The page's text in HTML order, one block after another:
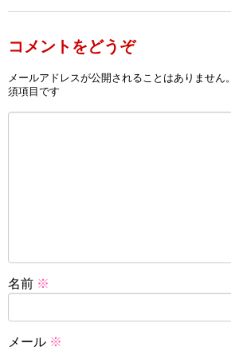
コメントをどうぞ
メールアドレスが公開されることはありません。
須項目です
名前 ※
メール ※